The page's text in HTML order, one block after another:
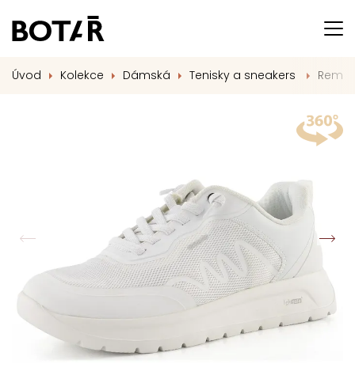
Úvod Kolekce Dámská Tenisky a sneakers